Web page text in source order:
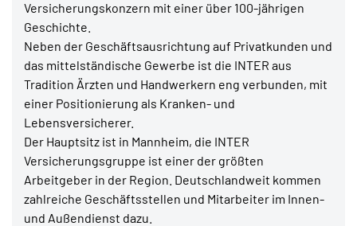
Versicherungskonzern mit einer über 100-jährigen
Geschichte.
Neben der Geschäftsausrichtung auf Privatkunden und
das mittelständische Gewerbe ist die INTER aus
Tradition Ärzten und Handwerkern eng verbunden, mit
einer Positionierung als Kranken- und
Lebensversicherer.
Der Hauptsitz ist in Mannheim, die INTER
Versicherungsgruppe ist einer der größten
Arbeitgeber in der Region. Deutschlandweit kommen
zahlreiche Geschäftsstellen und Mitarbeiter im Innen-
und Außendienst dazu.